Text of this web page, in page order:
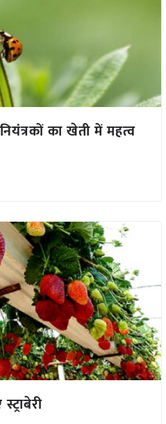
का खेती में महत्व